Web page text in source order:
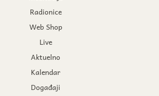
Radionice
Web Shop
Live
Aktuelno
Kalendar
Događaji